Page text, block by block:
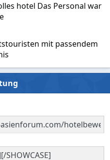
hotel Das Personal war
mit passendem